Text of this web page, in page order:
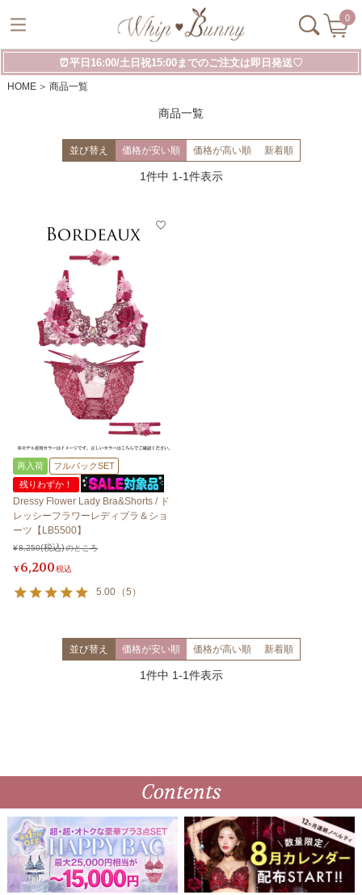
0
⏰平日16:00/土日祝15:00までのご注文は即日発送♡
HOME 商品一覧
商品一覧
並び替え 価格が安い順 価格が高い順 新着順
1件中 1-1件表示
再入荷
フルバックSET
残りわずか！
Dressy Flower Lady Bra&Shorts / ド
レッシーフラワーレディブラ＆ショ
ーツ【LB5500】
¥8,250 のところ
¥6,200税込
5.00 （5 ）
並び替え 価格が安い順 価格が高い順 新着順
1件中 1-1件表示
Contents